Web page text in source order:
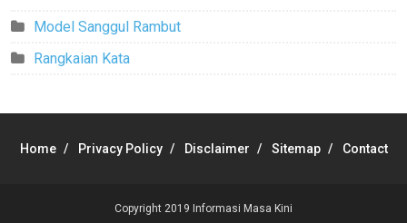
Model Sanggul Rambut
Rangkaian Kata
Home Privacy Policy Disclaimer Sitemap Contact
Copyright 2019 Informasi Masa Kini